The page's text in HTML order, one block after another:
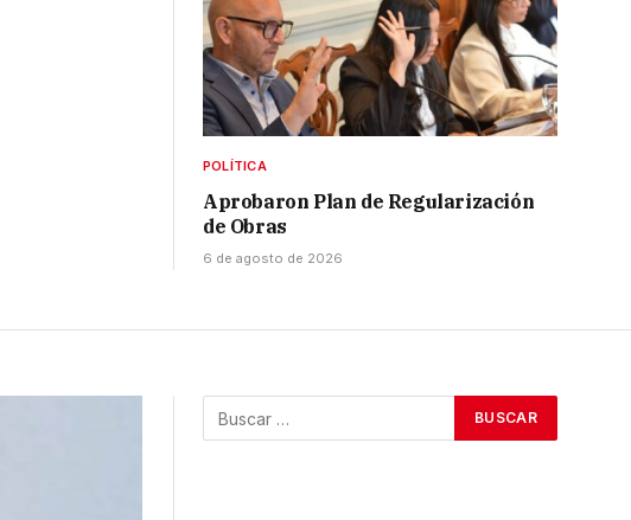
POLÍTICA
Aprobaron Plan de Regularización
de Obras
6 de agosto de 2026